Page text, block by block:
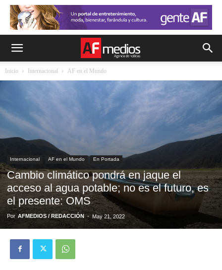
Inicio Internacional AF en el Mundo
Internacional AF en el Mundo En Portada
Cambio climático pondrá en jaque el
acceso al agua potable; no es el futuro, es
el presente: OMS
Por AFMEDIOS / REDACCIÓN - May 21, 2022